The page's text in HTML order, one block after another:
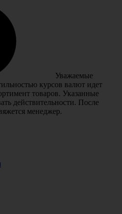
Уважаемые
курсов валют идет
товаров. Указанные
действительности. После
менеджер.